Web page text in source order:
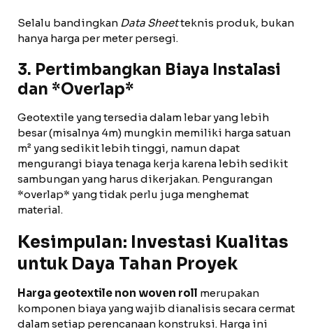
Selalu bandingkan Data Sheetteknis produk, bukan
hanya harga per meter persegi.
3. Pertimbangkan Biaya Instalasi
dan *Overlap*
Geotextile yang tersedia dalam lebar yang lebih
besar (misalnya 4m) mungkin memiliki harga satuan
m² yang sedikit lebih tinggi, namun dapat
mengurangi biaya tenaga kerja karena lebih sedikit
sambungan yang harus dikerjakan. Pengurangan
*overlap* yang tidak perlu juga menghemat
material.
Kesimpulan: Investasi Kualitas
untuk Daya Tahan Proyek
Harga geotextile non woven roll merupakan
komponen biaya yang wajib dianalisis secara cermat
dalam setiap perencanaan konstruksi. Harga ini